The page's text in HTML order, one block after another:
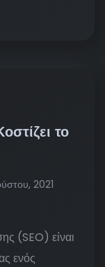
το
2021
(SEO) είναι
ενός